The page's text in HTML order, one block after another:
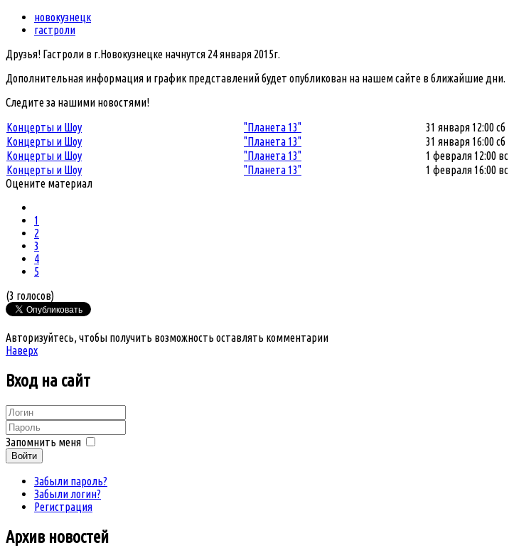
новокузнецк
гастроли
Друзья! Гастроли в г.Новокузнецке начнутся 24 января 2015г.
Дополнительная информация и график представлений будет опубликован на нашем сайте в ближайшие дни.
Следите за нашими новостями!
Концерты и Шоу
"Планета 13" 31 января 12:00 сб
Концерты и Шоу
"Планета 13" 31 января 16:00 сб
Концерты и Шоу
"Планета 13" 1 февраля 12:00 вс
Концерты и Шоу
"Планета 13" 1 февраля 16:00 вс
Оцените материал
1
2
3
4
5
(3 голосов)
Авторизуйтесь, чтобы получить возможность оставлять комментарии
Наверх
Вход на сайт
Запомнить меня
Войти
Забыли пароль?
Забыли логин?
Регистрация
Архив новостей